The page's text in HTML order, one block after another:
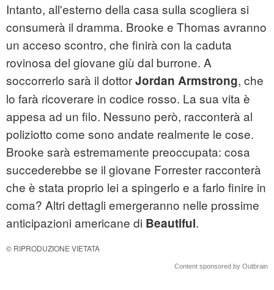
Intanto, all'esterno della casa sulla scogliera si
consumerà il dramma. Brooke e Thomas avranno
un acceso scontro, che finirà con la caduta
rovinosa del giovane giù dal burrone. A
soccorrerlo sarà il dottorJordan Armstrong, che
lo farà ricoverare in codice rosso. La sua vita è
appesa ad un filo. Nessuno però, racconterà al
poliziotto come sono andate realmente le cose.
Brooke sarà estremamente preoccupata: cosa
succederebbe se il giovane Forrester racconterà
che è stata proprio lei a spingerlo e a farlo finire in
coma? Altri dettagli emergeranno nelle prossime
anticipazioni americane di Beautiful.
© RIPRODUZIONE VIETATA
Content sponsored by Outbrain